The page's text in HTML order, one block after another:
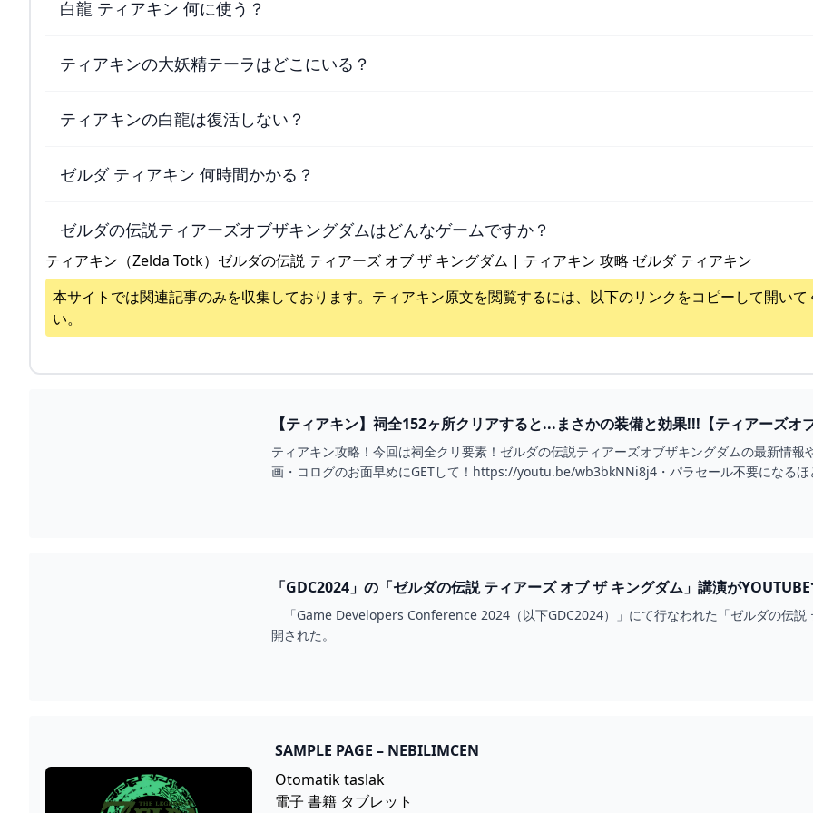
白龍 ティアキン 何に使う？
ティアキンの大妖精テーラはどこにいる？
ティアキンの白龍は復活しない？
ゼルダ ティアキン 何時間かかる？
ゼルダの伝説ティアーズオブザキングダムはどんなゲームですか？
ティアキン（Zelda Totk）ゼルダの伝説 ティアーズ オブ ザ キングダム | ティアキン 攻略 ゼルダ ティアキン
本サイトでは関連記事のみを収集しております。 ティアキン原文を閲覧するには、以下のリンクをコピーして開いて
い。
【ティアキン】祠全152ヶ所クリアすると...まさかの装備と効果!!!【ティアーズオ
ティアキン攻略！今回は祠全クリ要素！ゼルダの伝説ティアーズオブザキングダムの最新情
画・コログのお面早めにGETして！https://youtu.be/wb3bkNNi8j4・パラセール不要になる
「GDC2024」の「ゼルダの伝説 ティアーズ オブ ザ キングダム」講演が
「Game Developers Conference 2024（以下GDC2024）」にて行なわれた「ゼルダの伝
開された。
SAMPLE PAGE – NEBILIMCEN
Otomatik taslak
電子 書籍 タブレット